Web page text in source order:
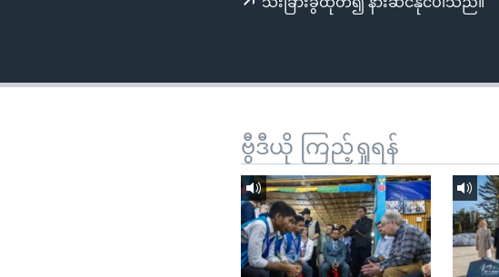
ရန်
ဗွီဒီယို ကြည့်ရှုရန်